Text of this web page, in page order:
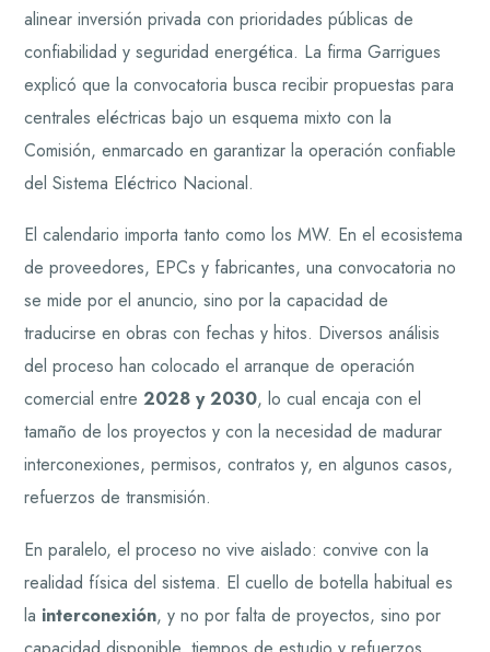
alinear inversión privada con prioridades públicas de
confiabilidad y seguridad energética. La firma Garrigues
explicó que la convocatoria busca recibir propuestas para
centrales eléctricas bajo un esquema mixto con la
Comisión, enmarcado en garantizar la operación confiable
del Sistema Eléctrico Nacional.
El calendario importa tanto como los MW. En el ecosistema
de proveedores, EPCs y fabricantes, una convocatoria no
se mide por el anuncio, sino por la capacidad de
traducirse en obras con fechas y hitos. Diversos análisis
del proceso han colocado el arranque de operación
comercial entre2028 y 2030, lo cual encaja con el
tamaño de los proyectos y con la necesidad de madurar
interconexiones, permisos, contratos y, en algunos casos,
refuerzos de transmisión.
En paralelo, el proceso no vive aislado: convive con la
realidad física del sistema. El cuello de botella habitual es
la interconexión, y no por falta de proyectos, sino por